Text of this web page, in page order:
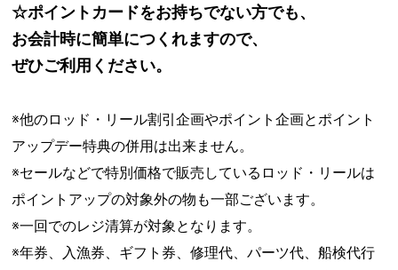
☆ポイントカードをお持ちでない方でも、
お会計時に簡単につくれますので、
ぜひご利用ください。
※他のロッド・リール割引企画やポイント企画とポイント
アップデー特典の併用は出来ません。
※セールなどで特別価格で販売しているロッド・リールは
ポイントアップの対象外の物も一部ございます。
※一回でのレジ清算が対象となります。
※年券、入漁券、ギフト券、修理代、パーツ代、船検代行